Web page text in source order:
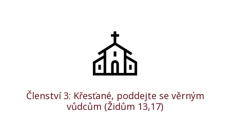
Členství 3: Křesťané, poddejte se věrným
vůdcům (Židům 13,17)